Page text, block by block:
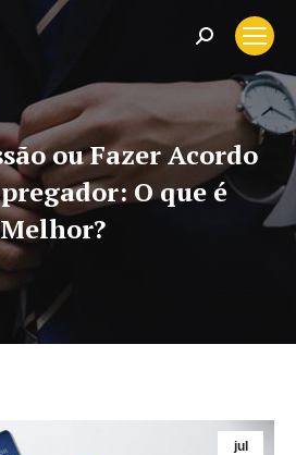
Search:
ou Fazer Acordo
O que é
Melhor?
jul